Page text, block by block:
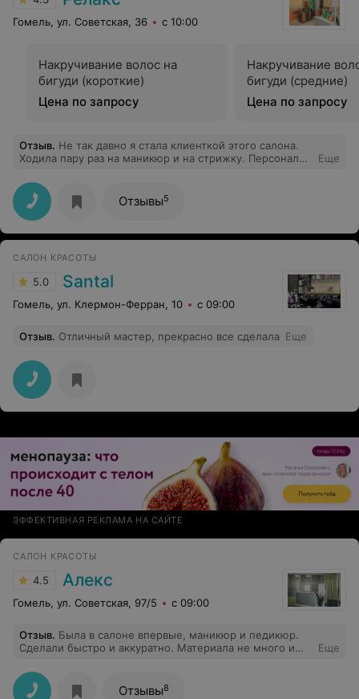
Гомель, ул. Советская, 36 с 10:00
Накручивание волос на
бигуди (короткие)
Цена по запросу
Накручивание
бигуди (средние)
Цена по запросу
Отзыв. Не так давно я стала клиенткой этого салона.
Ходила пару раз на маникюр и на стрижку. Персонал
и старательно выполняют свою работу, настоящие
профессионалы своего дела. Видно, что дорог каждый
клиент, всегда улыбчивые и вежливые. Однозначно
буду всем рекомендовать.
Еще
Отзывы5
САЛОН КРАСОТЫ
5.0 Santal
Гомель, ул. Клермон-Ферран, 10 с 09:00
Отзыв. Отличный мастер, прекрасно все сделала Еще
ЭФФЕКТИВНАЯ РЕКЛАМА НА САЙТЕ
САЛОН КРАСОТЫ
4.5 Алекс
Гомель, ул. Советская, 97/5 с 09:00
Отзыв. Была в салоне впервые, маникюр и педикюр.
Сделали быстро и аккуратно. Материала не много и
кожа мягкая и гладкая.
Еще
Отзывы8